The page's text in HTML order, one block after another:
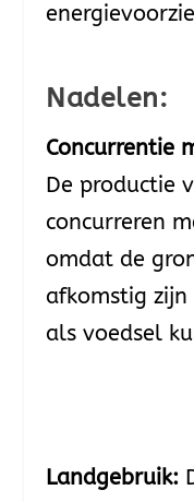
Nadelen:
Concurrentie
De productie
concurreren
omdat de
afkomstig zijn
als voedsel
Landgebruik: